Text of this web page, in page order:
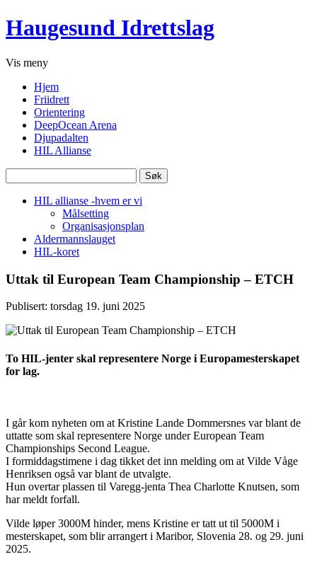
Haugesund Idrettslag
Vis meny
Hjem
Friidrett
Orientering
DeepOcean Arena
Djupadalten
HIL Allianse
etter:
HIL allianse -hvem er vi
Målsetting
Organisasjonsplan
Aldermannslauget
HIL-koret
Uttak til European Team Championship – ETCH
Publisert: torsdag 19. juni 2025
To HIL-jenter skal representere Norge i Europamesterskapet
for lag.
I går kom nyheten om at Kristine Lande Dommersnes var blant de
uttatte som skal representere Norge under European Team
Championships Second League.
I formiddagstimene i dag tikket det inn melding om at Vilde Våge
Henriksen også var blant de utvalgte.
Hun overtar plassen til Varegg-jenta Thea Charlotte Knutsen, som
har meldt forfall.
Vilde løper 3000M hinder, mens Kristine er tatt ut til 5000M i
mesterskapet, som blir arrangert i Maribor, Slovenia 28. og 29. juni
2025.